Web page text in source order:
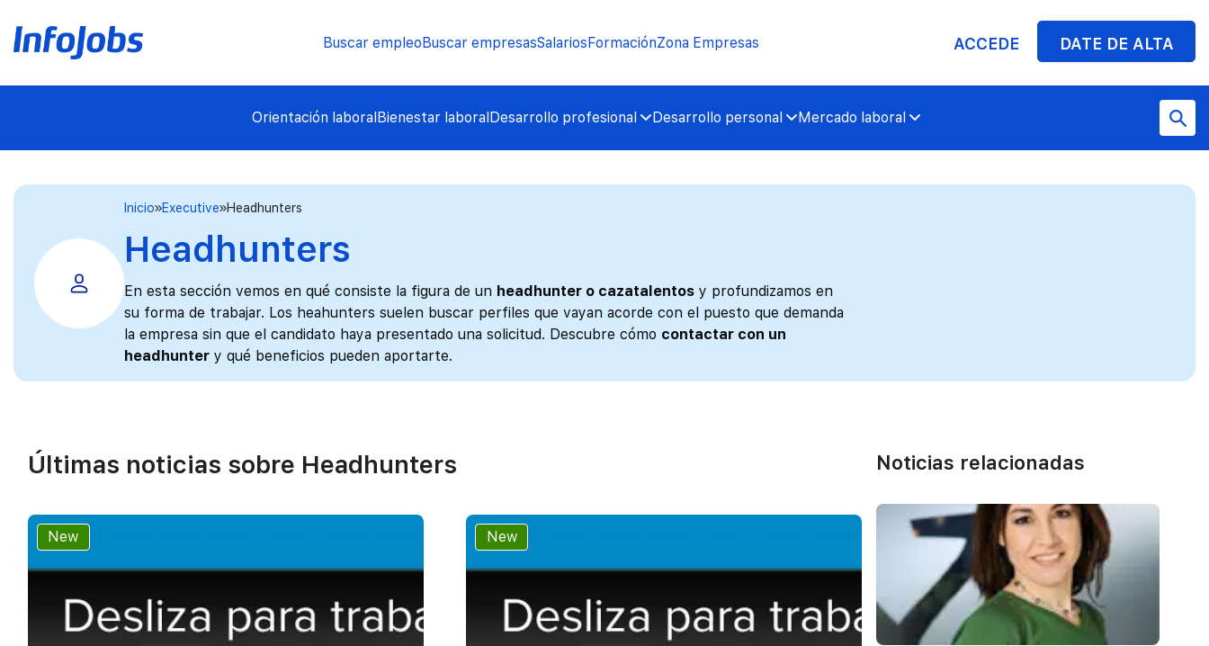
Buscar empleoBuscar empresasSalariosFormaciónZona Empresas ACCEDE DATE DE ALTA
Orientación laboralBienestar laboralDesarrollo profesional Desarrollo personal Mercado laboral
Inicio Executive Headhunters
Headhunters
En esta sección vemos en qué consiste la figura de un headhunter o cazatalentos y profundizamos en
su forma de trabajar. Los heahunters suelen buscar perfiles que vayan acorde con el puesto que demanda
la empresa sin que el candidato haya presentado una solicitud. Descubre cómo contactar con un
headhunter y qué beneficios pueden aportarte.
Últimas noticias sobre Headhunters
New New
Noticias relacionadas